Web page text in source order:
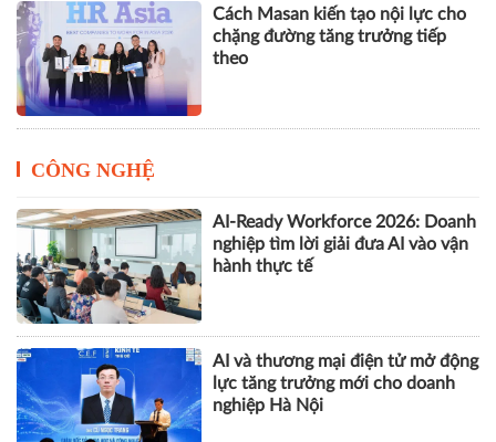
Cách Masan kiến tạo nội lực cho
chặng đường tăng trưởng tiếp
theo
CÔNG NGHỆ
AI-Ready Workforce 2026: Doanh
nghiệp tìm lời giải đưa AI vào vận
hành thực tế
AI và thương mại điện tử mở động
lực tăng trưởng mới cho doanh
nghiệp Hà Nội